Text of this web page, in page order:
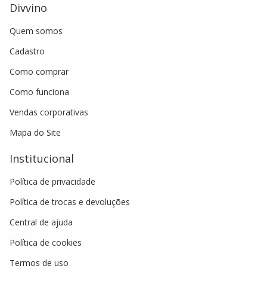
Divvino
Quem somos
Cadastro
Como comprar
Como funciona
Vendas corporativas
Mapa do Site
Institucional
Política de privacidade
Política de trocas e devoluções
Central de ajuda
Política de cookies
Termos de uso